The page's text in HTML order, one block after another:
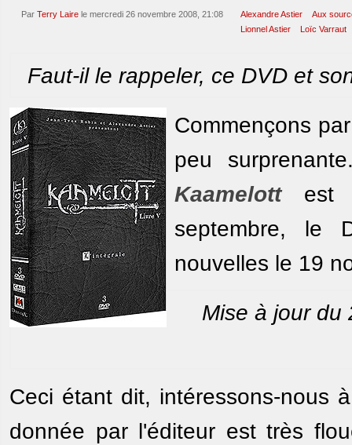
Par Terry Laire le mercredi 26 novembre 2008, 21:08 Alexandre Astier
Aux
Lionnel Astier
Loïc Varraut
Faut-il le rappeler, ce DVD et
Commençons
peu
Kaamelottest
septembre, le
nouvelles le 19
Mise à jour
Ceci étant dit, intéressons-nous
donnée par l'éditeur est très